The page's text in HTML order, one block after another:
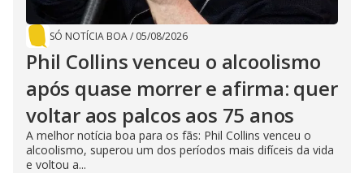
SÓ NOTÍCIA BOA/ 05/08/2026
Phil Collins venceu o alcoolismo
após quase morrer e afirma: quer
voltar aos palcos aos 75 anos
A melhor notícia boa para os fãs: Phil Collins venceu o
alcoolismo, superou um dos períodos mais difíceis da vida
e voltou a...